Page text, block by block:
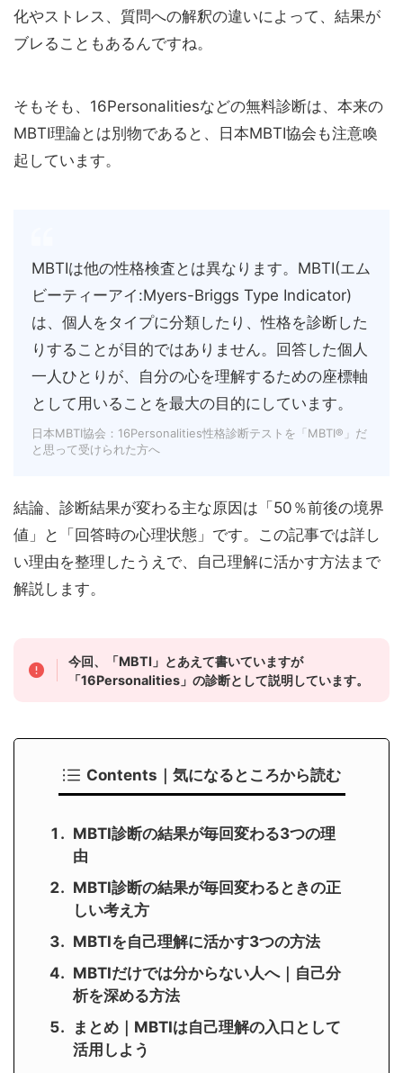
化やストレス、質問への解釈の違いによって、結果が
ブレることもあるんですね。
そもそも、16Personalitiesなどの無料診断は、本来の
MBTI理論とは別物であると、日本MBTI協会も注意喚
起しています。
MBTIは他の性格検査とは異なります。MBTI(エム
ビーティーアイ:Myers-Briggs Type Indicator)
は、個人をタイプに分類したり、性格を診断した
りすることが目的ではありません。回答した個人
一人ひとりが、自分の心を理解するための座標軸
として用いることを最大の目的にしています。
日本MBTI協会：16Personalities性格診断テストを「MBTI®」だ
と思って受けられた方へ
結論、診断結果が変わる主な原因は「50％前後の境界
値」と「回答時の心理状態」です。この記事では詳し
い理由を整理したうえで、自己理解に活かす方法まで
解説します。
今回、「MBTI」とあえて書いていますが
「16Personalities」の診断として説明しています。
Contents｜気になるところから読む
MBTI診断の結果が毎回変わる3つの理
由
MBTI診断の結果が毎回変わるときの正
しい考え方
MBTIを自己理解に活かす3つの方法
MBTIだけでは分からない人へ｜自己分
析を深める方法
まとめ｜MBTIは自己理解の入口として
活用しよう